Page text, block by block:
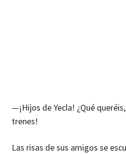
—¡Hijos de Yecla! ¿Qué
trenes!
Las risas de sus amigos se